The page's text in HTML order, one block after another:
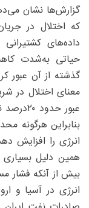
گزارش‌ها نشان
که اختلال در
داده‌های
گذشته از آن عبور
معنای اختلال در
عبور
بنابراین هرگونه
انرژی را افزایش
همین دلیل بسیاری
بیش از آنکه فشار
انرژی در آسیا و